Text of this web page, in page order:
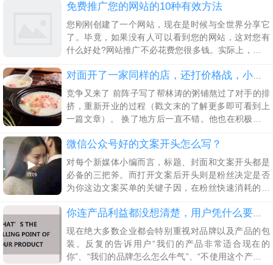
多，涉及到了音乐、教育、美妆等运营案例。
免费推广您的网站的10种有效方法
您刚刚创建了一个网站，现在是时候与全世界分享它
了。毕竟，如果没有人可以看到您的网站，这对您有
什么好处?网站推广不必花费您很多钱。实际上，它还
引擎优化是推广网站的最有效方法之一，因为它有助
对面开了一家同样的店，还打价格战，小粥店用一招破解
竞争又来了 前阵子写了帮林涛的粥铺熬过了对手的排
挤，重新开业的过程（戳文末的了解更多即可看到上
一篇文章）。 换了地方后一直不错。他也在积极的加
又给我打电话，说离他店里不远，又开了一家粥店，
友商又开始打价格战了，。 那家店早餐有油条、包子
和粥，中午是小菜加粥。新店开业直接5折优惠，看着
也挺干净的，和他的店差不多。让表妹买了份回来，
微信公众号好的文案开头怎么写？
对每个新媒体小编而言，标题、封面和文案开头都是
必备的三把斧。而打开文案后开头则是粉丝决定是否
为你这边文案买单的关键子因，在粉丝快速消耗的注
就无比重要了。
你连产品利益都没想清楚，用户凭什么要买单？
现在绝大多数企业都会特别重视对品牌以及产品的包
装。反复的告诉用户“我们的产品非常适合现在的
你”、“我们的品牌怎么怎么牛气”、“不使用这个产品你